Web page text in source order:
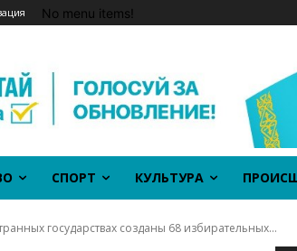
No menu items!
СПОРТ КУЛЬТУРА
государствах созданы 68 избирательных...